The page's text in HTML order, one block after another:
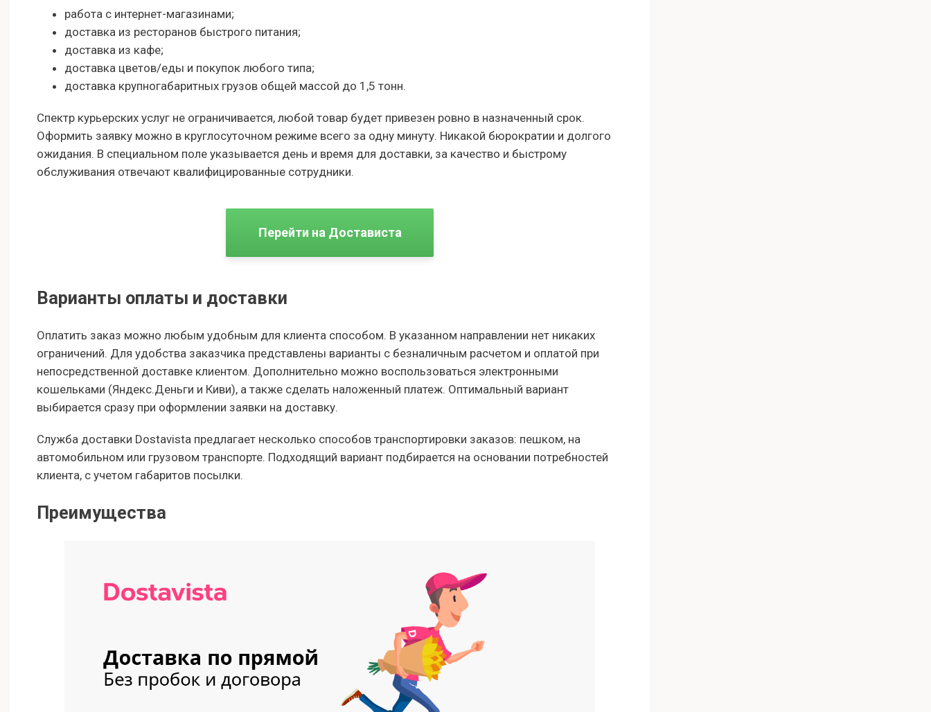
работа с интернет-магазинами;
доставка из ресторанов быстрого питания;
доставка из кафе;
доставка цветов/еды и покупок любого типа;
доставка крупногабаритных грузов общей массой до 1,5 тонн.
Спектр курьерских услуг не ограничивается, любой товар будет привезен ровно в назначенный срок.
Оформить заявку можно в круглосуточном режиме всего за одну минуту. Никакой бюрократии и долгого
ожидания. В специальном поле указывается день и время для доставки, за качество и быстрому
обслуживания отвечают квалифицированные сотрудники.
Перейти на Достависта
Варианты оплаты и доставки
Оплатить заказ можно любым удобным для клиента способом. В указанном направлении нет никаких
ограничений. Для удобства заказчика представлены варианты с безналичным расчетом и оплатой при
непосредственной доставке клиентом. Дополнительно можно воспользоваться электронными
кошельками (Яндекс.Деньги и Киви), а также сделать наложенный платеж. Оптимальный вариант
выбирается сразу при оформлении заявки на доставку.
Служба доставки Dostavista предлагает несколько способов транспортировки заказов: пешком, на
автомобильном или грузовом транспорте. Подходящий вариант подбирается на основании потребностей
клиента, с учетом габаритов посылки.
Преимущества